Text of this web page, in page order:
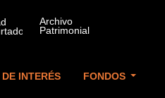
INTERÉS FONDOS